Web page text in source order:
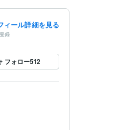
ィール詳細を見る
録
フォロー512